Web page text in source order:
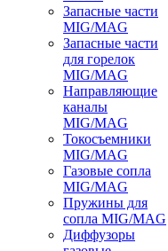
Запасные части
MIG/MAG
Запасные части
для горелок
MIG/MAG
Направляющие
каналы
MIG/MAG
Токосъемники
MIG/MAG
Газовые сопла
MIG/MAG
Пружины для
сопла MIG/MAG
Диффузоры